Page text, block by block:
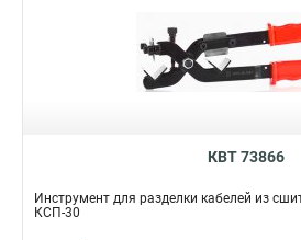
КВТ 73866
Инструмент для разделки кабелей из
КСП-30